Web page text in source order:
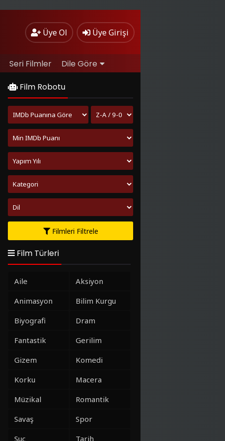
Üye Ol Üye Girişi
Seri Filmler Dile Göre
Film Robotu
Filmleri Filtrele
Film Türleri
Aile
Aksiyon
Animasyon
Bilim Kurgu
Biyografi
Dram
Fantastik
Gerilim
Gizem
Komedi
Korku
Macera
Müzikal
Romantik
Savaş
Spor
Suç
Tarih